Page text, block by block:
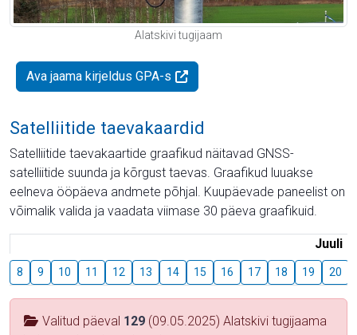
Alatskivi tugijaam
Ava jaama kirjeldus GPA-s
Satelliitide taevakaardid
Satelliitide taevakaartide graafikud näitavad GNSS-
satelliitide suunda ja kõrgust taevas. Graafikud luuakse
eelneva ööpäeva andmete põhjal. Kuupäevade paneelist on
võimalik valida ja vaadata viimase 30 päeva graafikuid.
Juuli
8 9 10 11 12 13 14 15 16 17 18 19 20
Valitud päeval 129 (09.05.2025) Alatskivi tugijaama